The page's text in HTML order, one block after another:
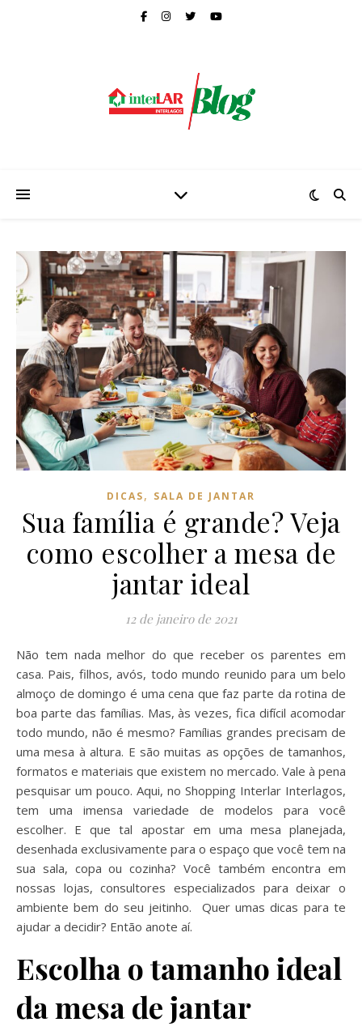
DICAS, SALA DE JANTAR
Sua família é grande? Veja
como escolher a mesa de
jantar ideal
12 de janeiro de 2021
Não tem nada melhor do que receber os parentes em
casa. Pais, filhos, avós, todo mundo reunido para um belo
almoço de domingo é uma cena que faz parte da rotina de
boa parte das famílias. Mas, às vezes, fica difícil acomodar
todo mundo, não é mesmo? Famílias grandes precisam de
uma mesa à altura. E são muitas as opções de tamanhos,
formatos e materiais que existem no mercado. Vale à pena
pesquisar um pouco. Aqui, no Shopping Interlar Interlagos,
tem uma imensa variedade de modelos para você
escolher. E que tal apostar em uma mesa planejada,
desenhada exclusivamente para o espaço que você tem na
sua sala, copa ou cozinha? Você também encontra em
nossas lojas, consultores especializados para deixar o
ambiente bem do seu jeitinho. Quer umas dicas para te
ajudar a decidir? Então anote aí.
Escolha o tamanho ideal
da mesa de jantar